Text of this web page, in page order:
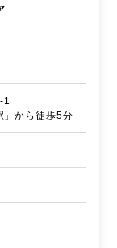
1
」から徒歩5分